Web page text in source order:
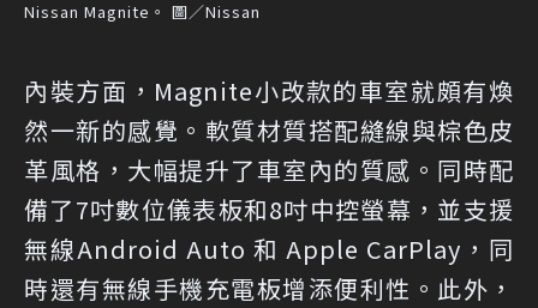
Nissan Magnite。 圖／Nissan
內裝方面，Magnite小改款的車室就頗有煥
然一新的感覺。軟質材質搭配縫線與棕色皮
革風格，大幅提升了車室內的質感。同時配
備了7吋數位儀表板和8吋中控螢幕，並支援
無線Android Auto 和 Apple CarPlay，同
時還有無線手機充電板增添便利性。此外，